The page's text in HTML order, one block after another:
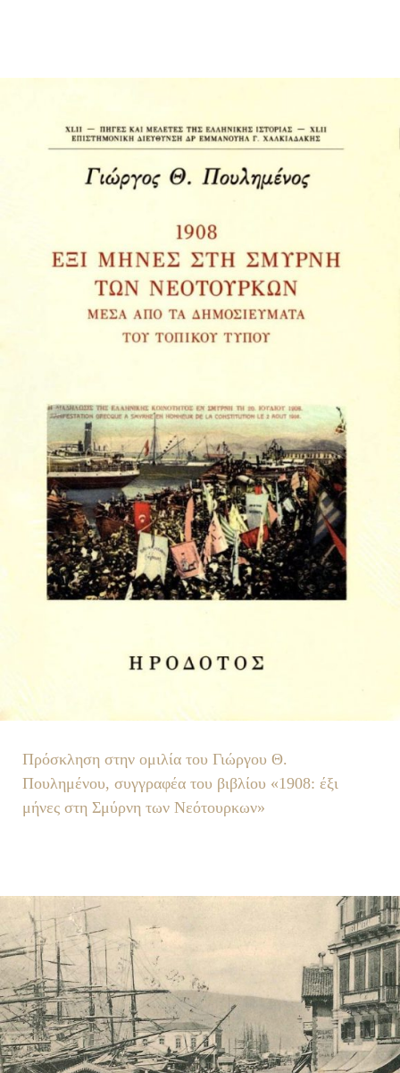
Πρόσκληση στην ομιλία του Γιώργου Θ.
Πουλημένου, συγγραφέα του βιβλίου «1908: έξι
μήνες στη Σμύρνη των Νεότουρκων»